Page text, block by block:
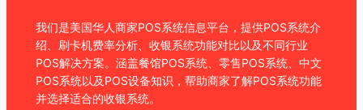
我们是美国华人商家POS系统信息平台，提供POS系统介
绍、刷卡机费率分析、收银系统功能对比以及不同行业
POS解决方案。涵盖餐馆POS系统、零售POS系统、中文
POS系统以及POS设备知识，帮助商家了解POS系统功能
并选择适合的收银系统。